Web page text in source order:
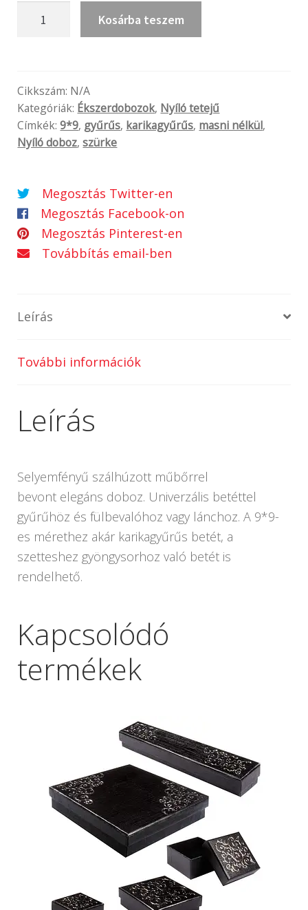
Kosárba teszem
Cikkszám: N/A
Kategóriák: Ékszerdobozok, Nyíló tetejű
Címkék:9*9, gyűrűs, karikagyűrűs, masni nélkül,
Nyíló doboz,szürke
Megosztás Twitter-en
Megosztás Facebook-on
Megosztás Pinterest-en
Továbbítás email-ben
Leírás
További információk
Leírás
Selyemfényű szálhúzott műbőrrel
bevont elegáns doboz. Univerzális betéttel
gyűrűhöz és fülbevalóhoz vagy lánchoz. A 9*9-
es mérethez akár karikagyűrűs betét, a
szetteshez gyöngysorhoz való betét is
rendelhető.
Kapcsolódó
termékek